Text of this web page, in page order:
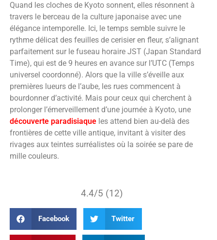
Quand les cloches de Kyoto sonnent, elles résonnent à
travers le berceau de la culture japonaise avec une
élégance intemporelle. Ici, le temps semble suivre le
rythme délicat des feuilles de cerisier en fleur, s’alignant
parfaitement sur le fuseau horaire JST (Japan Standard
Time), qui est de 9 heures en avance sur l’UTC (Temps
universel coordonné). Alors que la ville s’éveille aux
premières lueurs de l’aube, les rues commencent à
bourdonner d’activité. Mais pour ceux qui cherchent à
prolonger l’émerveillement d’une journée à Kyoto, une
découverte paradisiaque les attend bien au-delà des
frontières de cette ville antique, invitant à visiter des
rivages aux teintes surréalistes où la soirée se pare de
mille couleurs.
4.4/5 (12)
Facebook Twitter